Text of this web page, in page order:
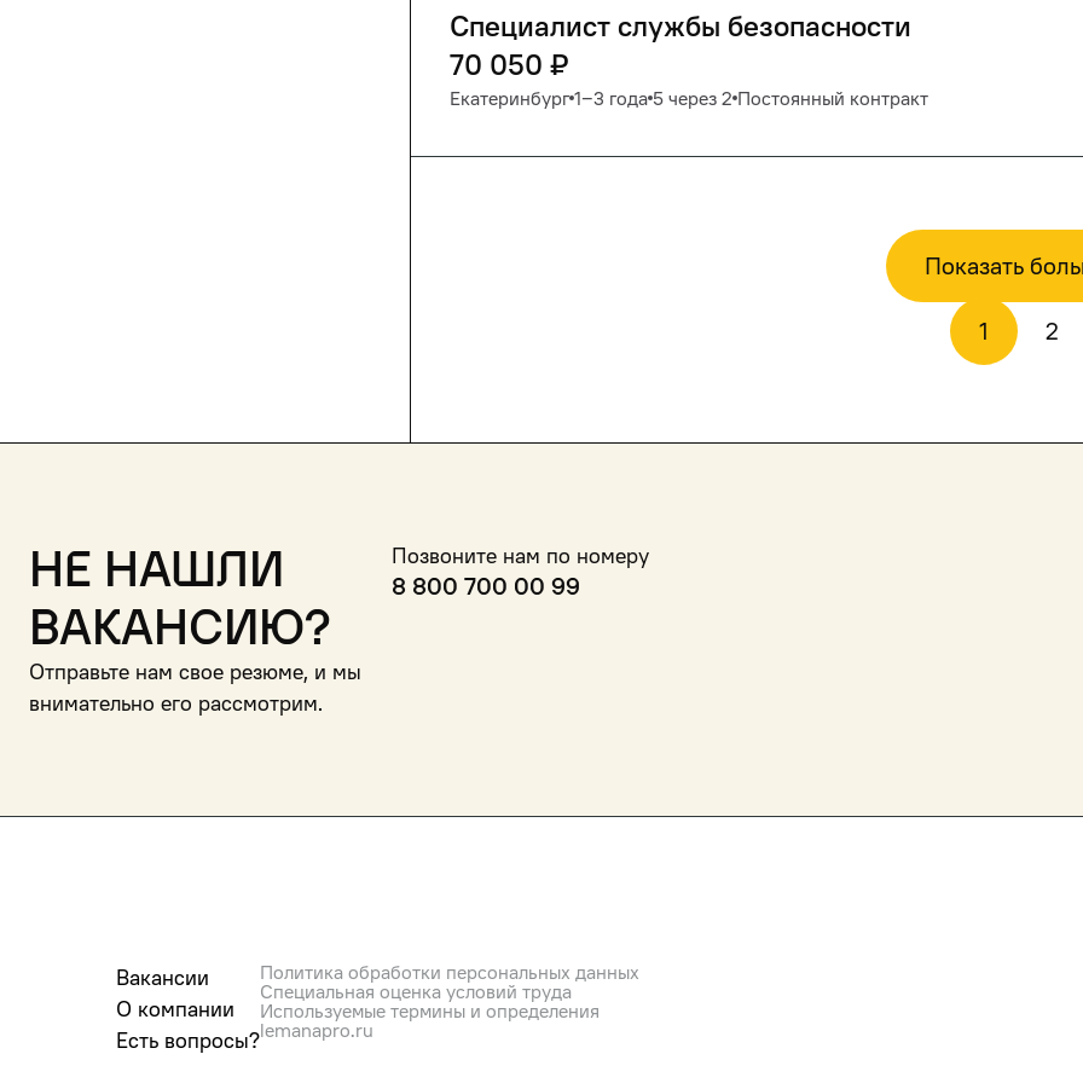
Специалист службы безопасности
70 050 ₽
Екатеринбург 1‒3 года 5 через 2 Постоянный контракт
Показать
1 2
Не нашли
вакансию?
Отправьте нам свое резюме, и мы
внимательно его рассмотрим.
Позвоните нам по номеру
8 800 700 00 99
Вакансии
О компании
Есть вопросы?
Политика обработки персональных данных
Специальная оценка условий труда
Используемые термины и определения
lemanapro.ru